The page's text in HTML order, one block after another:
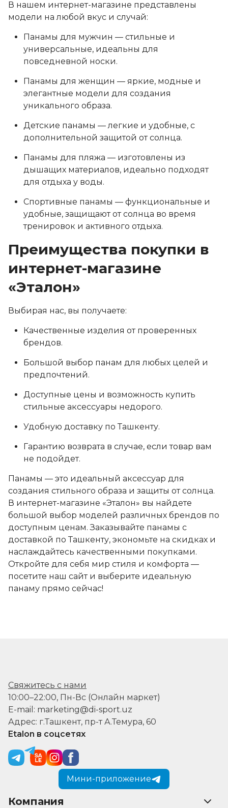
В нашем интернет-магазине представлены
модели на любой вкус и случай:
Панамы для мужчин — стильные и
универсальные, идеальны для
повседневной носки.
Панамы для женщин — яркие, модные и
элегантные модели для создания
уникального образа.
Детские панамы — легкие и удобные, с
дополнительной защитой от солнца.
Панамы для пляжа — изготовлены из
дышащих материалов, идеально подходят
для отдыха у воды.
Спортивные панамы — функциональные и
удобные, защищают от солнца во время
тренировок и активного отдыха.
Преимущества покупки в
интернет-магазине
«Эталон»
Выбирая нас, вы получаете:
Качественные изделия от проверенных
брендов.
Большой выбор панам для любых целей и
предпочтений.
Доступные цены и возможность купить
стильные аксессуары недорого.
Удобную доставку по Ташкенту.
Гарантию возврата в случае, если товар вам
не подойдет.
Панамы — это идеальный аксессуар для
создания стильного образа и защиты от солнца.
В интернет-магазине «Эталон» вы найдете
большой выбор моделей различных брендов по
доступным ценам. Заказывайте панамы с
доставкой по Ташкенту, экономьте на скидках и
наслаждайтесь качественными покупками.
Откройте для себя мир стиля и комфорта —
посетите наш сайт и выберите идеальную
панаму прямо сейчас!
Свяжитесь с нами
10:00–22:00, Пн-Вс (Онлайн маркет)
E-mail: marketing@di-sport.uz
Адрес: г.Ташкент, пр-т А.Темура, 60
Etalon в соцсетях
Мини-приложение
Компания